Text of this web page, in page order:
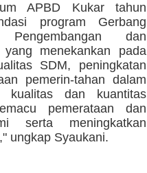
APBD Kukar tahun
program Gerbang
dan
menekankan pada
SDM, peningkatan
pemerin-tahan dalam
kualitas dan kuantitas
pemerataan dan
serta meningkatkan
ungkap Syaukani.